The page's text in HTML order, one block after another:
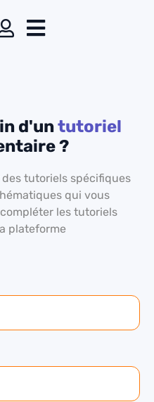
d'untutoriel
?
tutoriels spécifiques
qui vous
les tutoriels
plateforme